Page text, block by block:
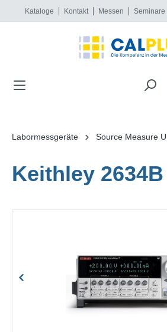
springen
Kataloge Kontakt Messen Seminare
Labormessgeräte Source Measure
Keithley 2634B